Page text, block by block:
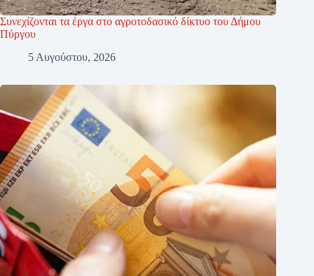
Συνεχίζονται τα έργα στο αγροτοδασικό δίκτυο του Δήμου
Πύργου
5 Αυγούστου, 2026